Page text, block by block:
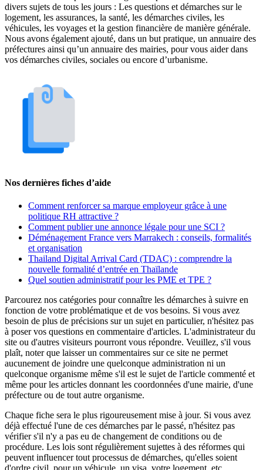
divers sujets de tous les jours : Les questions et démarches sur le
logement, les assurances, la santé, les démarches civiles, les
véhicules, les voyages et la gestion financière de manière générale.
Nous avons également ajouté, dans un but pratique, un annuaire des
préfectures ainsi qu’un annuaire des mairies, pour vous aider dans
vos démarches civiles, sociales ou encore d’urbanisme.
Nos dernières fiches d’aide
Comment renforcer sa marque employeur grâce à une
politique RH attractive ?
Comment publier une annonce légale pour une SCI ?
Déménagement France vers Marrakech : conseils, formalités
et organisation
Thailand Digital Arrival Card (TDAC) : comprendre la
nouvelle formalité d’entrée en Thaïlande
Quel soutien administratif pour les PME et TPE ?
Parcourez nos catégories pour connaître les démarches à suivre en
fonction de votre problématique et de vos besoins. Si vous avez
besoin de plus de précisions sur un sujet en particulier, n'hésitez pas
à poser vos questions en commentaire d'articles. L'administrateur du
site ou d'autres visiteurs pourront vous répondre. Veuillez, s'il vous
plaît, noter que laisser un commentaires sur ce site ne permet
aucunement de joindre une quelconque administration ni un
quelconque organisme même s'il est le sujet de l'article commenté et
même pour les articles donnant les coordonnées d'une mairie, d'une
préfecture ou de tout autre organisme.
Chaque fiche sera le plus rigoureusement mise à jour. Si vous avez
déjà effectué l'une de ces démarches par le passé, n'hésitez pas
vérifier s'il n'y a pas eu de changement de conditions ou de
procédure. Les lois sont régulièrement sujettes à des réformes qui
peuvent influencer tout processus de démarches, qu'elles soient